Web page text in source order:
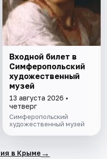
Входной билет в
Симферопольский
художественный
музей
13 августа 2026 •
четверг
Симферопольский
художественный музей
в Крыме →